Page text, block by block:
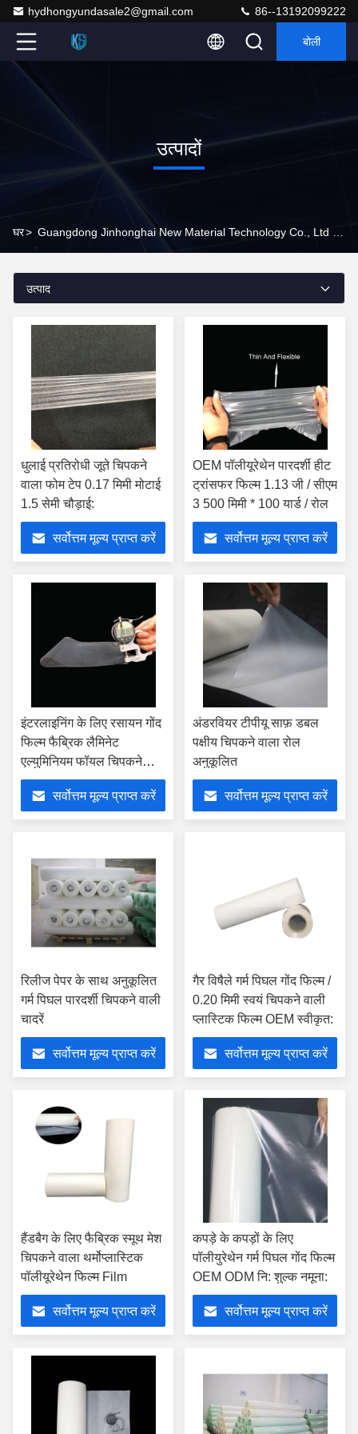
hydhongyundasale2@gmail.com 86--13192099222
बोली
उत्पादों
घर>
उत्पाद
धुलाई प्रतिरोधी जूते चिपकने
वाला फोम टेप 0.17 मिमी मोटाई
1.5 सेमी चौड़ाई:
सर्वोत्तम मूल्य प्राप्त करें
OEM पॉलीयूरेथेन पारदर्शी हीट
ट्रांसफर फिल्म 1.13 जी / सीएम
3 500 मिमी * 100 यार्ड / रोल
सर्वोत्तम मूल्य प्राप्त करें
इंटरलाइनिंग के लिए रसायन गोंद
फिल्म फैब्रिक लैमिनेट
एल्युमिनियम फॉयल चिपकने
वाला टेप
सर्वोत्तम मूल्य प्राप्त करें
अंडरवियर टीपीयू साफ़ डबल
पक्षीय चिपकने वाला रोल
अनुकूलित
सर्वोत्तम मूल्य प्राप्त करें
रिलीज पेपर के साथ अनुकूलित
गर्म पिघल पारदर्शी चिपकने वाली
चादरें
सर्वोत्तम मूल्य प्राप्त करें
गैर विषैले गर्म पिघल गोंद फिल्म /
0.20 मिमी स्वयं चिपकने वाली
प्लास्टिक फिल्म OEM स्वीकृत:
सर्वोत्तम मूल्य प्राप्त करें
हैंडबैग के लिए फैब्रिक स्मूथ मेश
चिपकने वाला थर्मोप्लास्टिक
पॉलीयूरेथेन फिल्म Film
सर्वोत्तम मूल्य प्राप्त करें
कपड़े के कपड़ों के लिए
पॉलीयुरेथेन गर्म पिघल गोंद फिल्म
OEM ODM नि: शुल्क नमूना:
सर्वोत्तम मूल्य प्राप्त करें